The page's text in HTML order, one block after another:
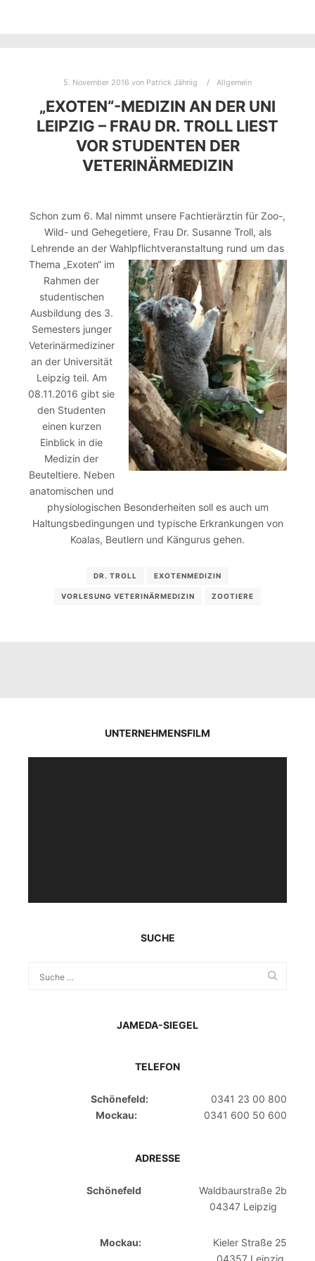
5. November 2016 von Patrick Jähnig Allgemein
„EXOTEN“-MEDIZIN AN DER UNI
LEIPZIG – FRAU DR. TROLL LIEST
VOR STUDENTEN DER
VETERINÄRMEDIZIN
Schon zum 6. Mal nimmt unsere Fachtierärztin für Zoo-,
Wild- und Gehegetiere, Frau Dr. Susanne Troll, als
Lehrende an der Wahlpflichtveranstaltung rund um das
Thema „Exoten“ im
Rahmen der
studentischen
Ausbildung des 3.
Semesters junger
Veterinärmediziner
an der Universität
Leipzig teil. Am
08.11.2016 gibt sie
den Studenten
einen kurzen
Einblick in die
Medizin der
Beuteltiere. Neben
anatomischen und
physiologischen Besonderheiten soll es auch um
Haltungsbedingungen und typische Erkrankungen von
Koalas, Beutlern und Kängurus gehen.
DR. TROLL EXOTENMEDIZIN
VORLESUNG VETERINÄRMEDIZIN ZOOTIERE
UNTERNEHMENSFILM
SUCHE
JAMEDA-SIEGEL
TELEFON
Schönefeld:
0341 23 00 800
Mockau:
0341 600 50 600
ADRESSE
Schönefeld
Waldbaurstraße 2b
04347 Leipzig
Mockau:
Kieler Straße 25